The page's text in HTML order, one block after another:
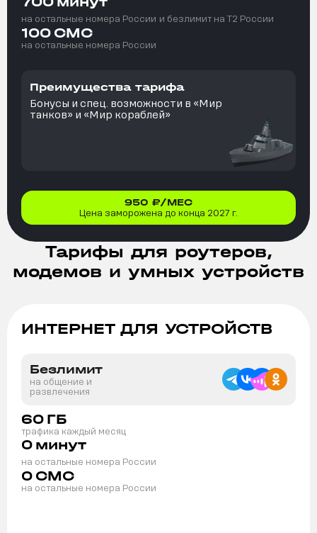
на остальные номера России и безлимит на T2 России
100 СМС
на остальные номера России
Преимущества тарифа
Бонусы и спец. возможности в «Мир
танков» и «Мир кораблей»
950 ₽/МЕС
Цена заморожена до конца 2027 г.
Тарифы для роутеров,
модемов и умных устройств
ИНТЕРНЕТ ДЛЯ УСТРОЙСТВ
Безлимит
на общение и
развлечения
60 ГБ
трафика каждый месяц
0 минут
на остальные номера России
0 СМС
на остальные номера России